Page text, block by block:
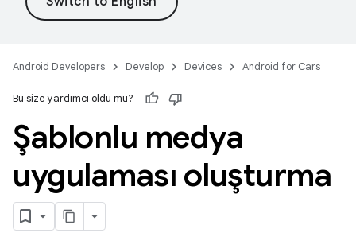
Android Developers Develop Devices Android for Cars
Bu size yardımcı oldu mu?
Şablonlu medya
uygulaması oluşturma